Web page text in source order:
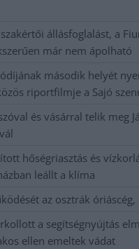
állásfoglalást, a
már nem ápolható
második helyét
riportfilmje a Sajó
és vásárral telik meg
hőségriasztás és
leállt a klíma
az osztrák
a segítségnyújtás
ellen emeltek vádat